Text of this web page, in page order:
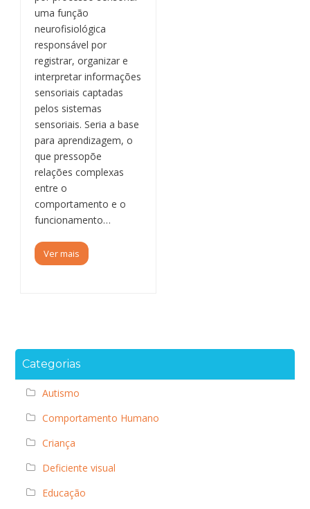
uma função
neurofisiológica
responsável por
registrar, organizar e
interpretar informações
sensoriais captadas
pelos sistemas
sensoriais. Seria a base
para aprendizagem, o
que pressopõe
relações complexas
entre o
comportamento e o
funcionamento…
Ver mais
Categorias
Autismo
Comportamento Humano
Criança
Deficiente visual
Educação